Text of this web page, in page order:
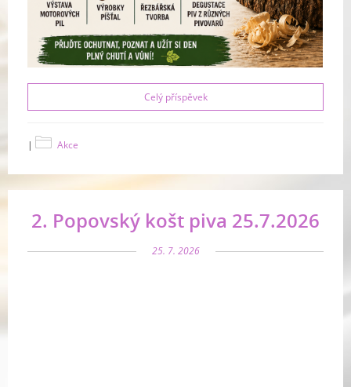
Celý příspěvek
| Akce
2. Popovský košt piva 25.7.2026
25. 7. 2026